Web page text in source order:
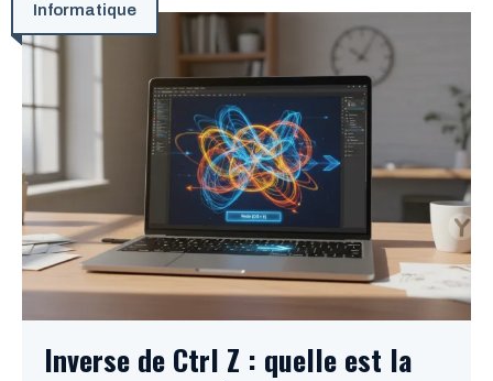
Informatique
Inverse de Ctrl Z : quelle est la